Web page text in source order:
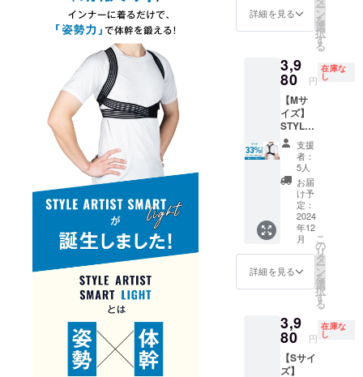
5,980円
（税
込）
80円】
（税
込・送
料込）
[サ
イズ] L
サイ
ズ ア
ンダー
バス
ト：74
～83cm
詳細を見る ー
ン
を
選
択
す
る
3,9
80 円
在庫な
し
【Mサ
イズ】
STYLE
ARTIST
SMART
LIGHT×
1個【超
早割
33％OF
F】 一
般販売
予定価
格
5,980円
（税
込）
80円】
（税
込・送
料込）
[サ
支援
者：
5人
お届
け予
定：
2024
年12
月
詳細を見る
こ
の
リ
タ
ー
ン
を
選
択
す
る
3,9
80 円
在庫な
し
【Sサイ
ズ】